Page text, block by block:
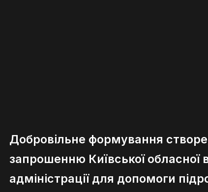
Добровільне формування
запрошенню Київської обласної
адміністрації для допомоги